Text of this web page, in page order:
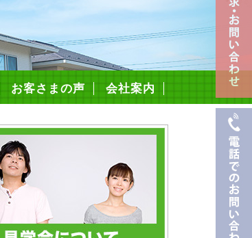
お客さまの声 会社案内